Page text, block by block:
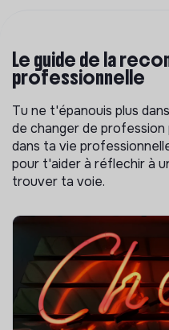
Le guide de la
professionnelle
Tu ne t'épanouis plus
de changer de
dans ta vie
pour t'aider à réflechir à
trouver ta voie.